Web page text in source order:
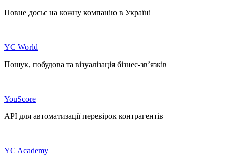
Повне досьє на кожну компанію в Україні
YC World
Пошук, побудова та візуалізація бізнес-зв’язків
YouScore
API для автоматизації перевірок контрагентів
YC Academy